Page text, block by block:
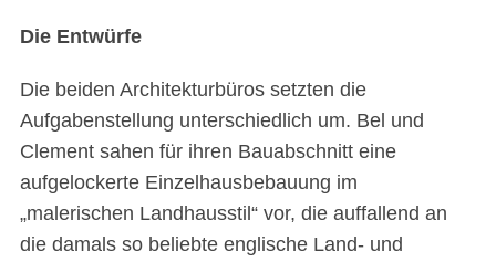
Die Entwürfe
Die beiden Architekturbüros setzten die
Aufgabenstellung unterschiedlich um. Bel und
Clement sahen für ihren Bauabschnitt eine
aufgelockerte Einzelhausbebauung im
„malerischen Landhausstil“ vor, die auffallend an
die damals so beliebte englische Land- und